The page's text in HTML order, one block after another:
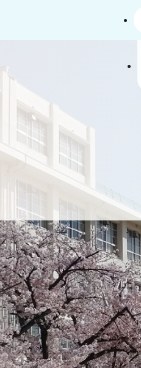
高等学校
実習